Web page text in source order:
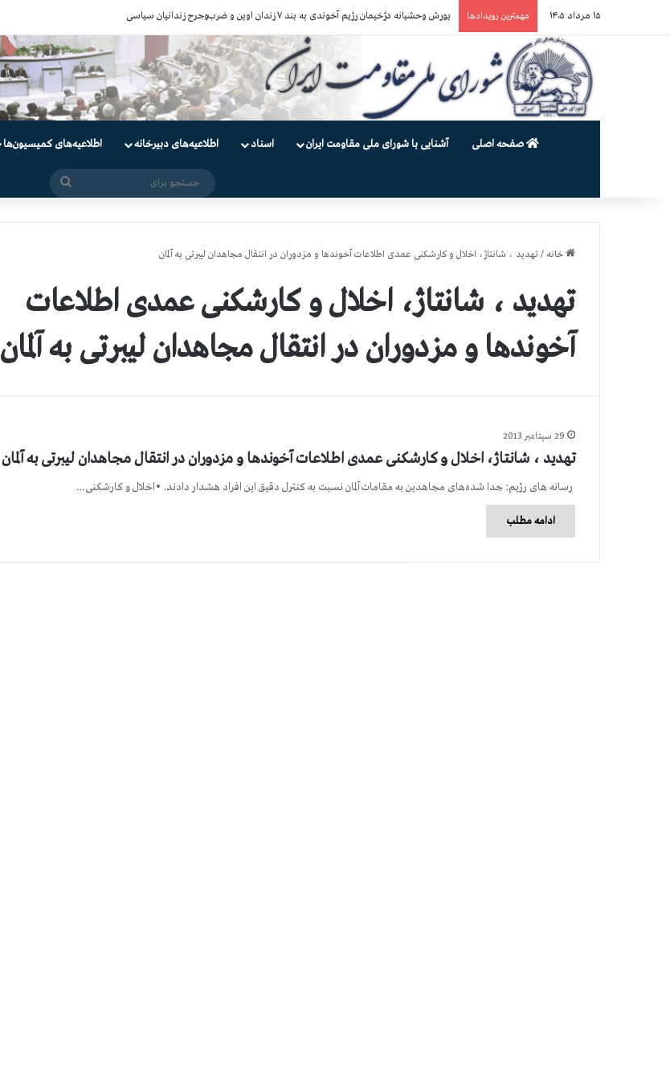
۱۵ مرداد ۱۴۰۵ مهمترین رویدادها یورش وحشیانه دژخیمان رژیم آخوندی به بند ۷ زندان اوین و ضرب‌وجرح زندانیان سیاسی
صفحه اصلی آشنایی با شورای ملی مقاومت ایران اسناد اطلاعیه‌های دبیرخانه اطلاعیه‌های کمیسیون‌‌ها
خانه /تهدید ، شانتاژ، اخلال و کارشکنی عمدی اطلاعات آخوندها و مزدوران در انتقال مجاهدان لیبرتی به آلمان
تهدید ، شانتاژ، اخلال و کارشکنی عمدی اطلاعات
آخوندها و مزدوران در انتقال مجاهدان لیبرتی به آلمان
29 سپتامبر 2013
تهدید ، شانتاژ، اخلال و کارشکنی عمدی اطلاعات آخوندها و مزدوران در انتقال مجاهدان لیبرتی به آلمان
رسانه های رژیم: جدا شده‌های مجاهدین به مقامات آلمان نسبت به کنترل دقیق این افراد هشدار دادند. •اخلال و کارشکنی…
ادامه مطلب